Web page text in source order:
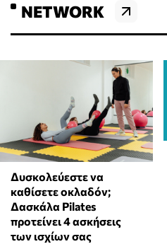
NETWORK
Δυσκολεύεστε να
καθίσετε οκλαδόν;
Δασκάλα Pilates
προτείνει 4 ασκήσεις
των ισχίων σας